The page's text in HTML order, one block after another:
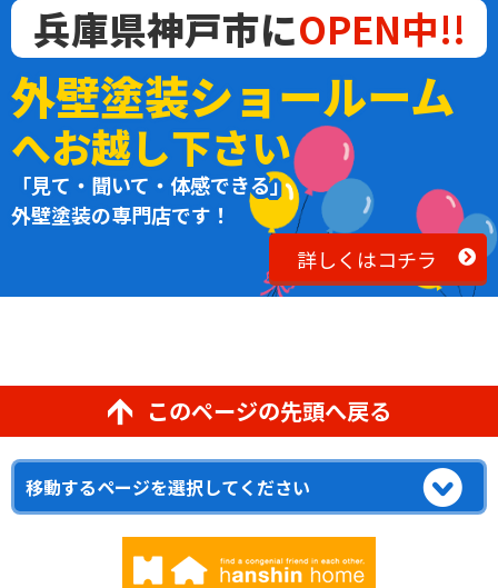
兵庫県神戸市にOPEN中!!
外壁塗装ショールーム
へお越し下さい
「見て・聞いて・体感できる」
外壁塗装の専門店です！
詳しくはコチラ
このページの先頭へ戻る